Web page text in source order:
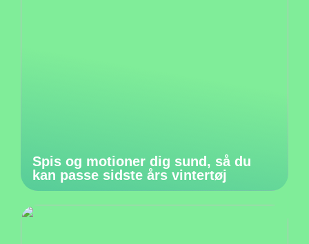
Spis og motioner dig sund, så du
kan passe sidste års vintertøj